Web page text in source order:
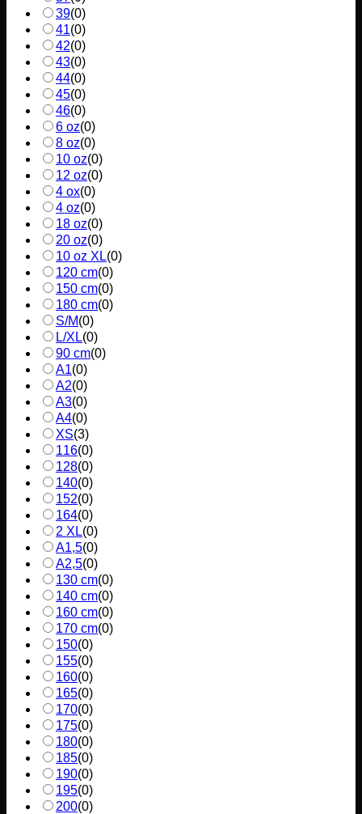
39(0)
41(0)
42(0)
43(0)
44(0)
45(0)
46(0)
6 oz(0)
8 oz(0)
10 oz(0)
12 oz(0)
4 ox(0)
4 oz(0)
18 oz(0)
20 oz(0)
10 oz XL(0)
120 cm(0)
150 cm(0)
180 cm(0)
S/M(0)
L/XL(0)
90 cm(0)
A1(0)
A2(0)
A3(0)
A4(0)
XS(3)
116(0)
128(0)
140(0)
152(0)
164(0)
2 XL(0)
A1,5(0)
A2,5(0)
130 cm(0)
140 cm(0)
160 cm(0)
170 cm(0)
150(0)
155(0)
160(0)
165(0)
170(0)
175(0)
180(0)
185(0)
190(0)
195(0)
200(0)